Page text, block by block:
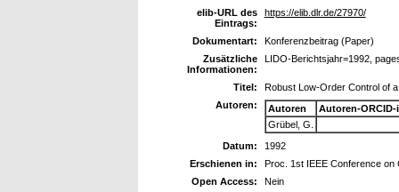
elib-URL des
Eintrags:
https://elib.dlr.de/27970/
Dokumentart:
Konferenzbeitrag (Paper)
Zusätzliche
Informationen:
LIDO-Berichtsjahr=1992,
Titel:
Robust Low-Order Control of
Autoren:
Autoren
Autoren-ORCID-
Grübel, G.
Datum:
1992
Erschienen in:
Proc. 1st IEEE Conference on
Open Access:
Nein